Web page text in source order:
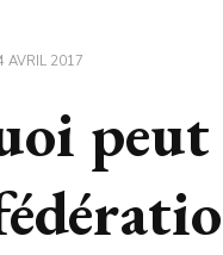
AVRIL 2017